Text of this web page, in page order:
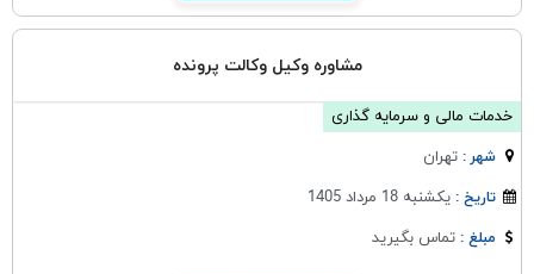
مشاوره وکیل وکالت پرونده
خدمات مالی و سرمایه گذاری
شهر :تهران
تاریخ :یکشنبه 18 مرداد 1405
مبلغ :تماس بگیرید